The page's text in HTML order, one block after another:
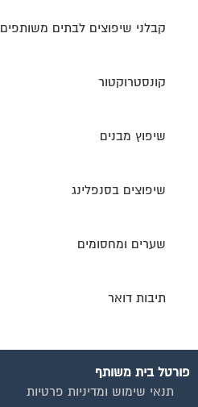
קבלני שיפוצים לבתים משותפים
קונסטרוקטור
שיפוץ מבנים
שיפוצים בסנפלינג
שערים ומחסומים
תיבות דואר
פורטל בית משותף
תנאי שימוש ומדיניות פרטיות